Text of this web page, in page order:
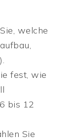
welche
fest, wie
bis 12
Sie